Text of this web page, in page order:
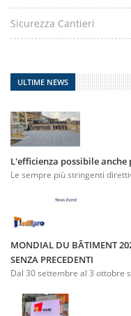
Sicurezza Cantieri
ULTIME NEWS
L'efficienza possibile
Le sempre più stringenti
MONDIAL DU BÂTIMENT
SENZA PRECEDENTI
Dal 30 settembre al 3 ottobre